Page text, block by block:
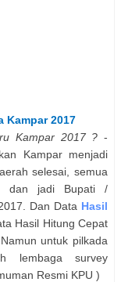
Kampar2017
Kampar2017 ? -
Kamparmenjadi
selesai, semua
dan jadi Bupati /
Dan Data Hasil
Hasil Hitung Cepat
untuk pilkada
lembaga survey
Resmi KPU )